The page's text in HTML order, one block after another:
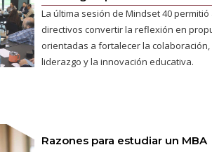
La última sesión de Mindset 40 permitió
directivos convertir la reflexión en
orientadas a fortalecer la colaboración,
liderazgo y la innovación educativa.
Razones para estudiar un MBA